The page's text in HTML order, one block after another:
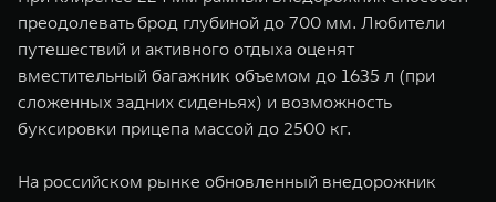
преодолевать брод глубиной до 700 мм. Любители
путешествий и активного отдыха оценят
вместительный багажник объемом до 1635 л (при
сложенных задних сиденьях) и возможность
буксировки прицепа массой до 2500 кг.
На российском рынке обновленный внедорожник